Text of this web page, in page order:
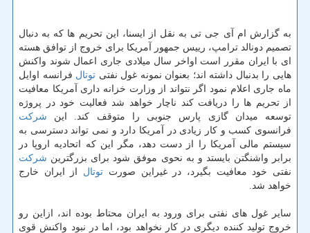
به گزارش ام آی جی تی به نقل از ایسنا، این تحریم ها كه به دنبال
تصمیم دونالد ترامپ، رییس جمهور آمریكا برای خروج از توافق هسته
ای با ایران مقرر است اواخر سال میلادی جاری اعمال شوند واكنش
هایی را بدنبال داشته اند؛ بعنوان نمونه غول نفتی توتال فرانسه اوایل
ماه جاری اعلام نمود اگر نتواند از وزارت خزانه داری آمریكا معافیت
از تحریم ها را دریافت كند ناچار خواهد شد فعالیت خود در پروژه
توسعه میدان گازی پارس جنوبی را متوقف كند. این شركت
فرانسوی كسب و كار زیادی در آمریكا دارد و نمی تواند دسترسی به
سیستم مالی آمریكا را از دست دهد، مگر این كه اتحادیه اروپا در
برابر واشنگتن بایستد و به نحوی موفق شود برای بزرگترین شركت
نفتی خود معافیت بگیرد، در غیراین صورت توتال از ایران خارج
خواهد شد.
سایر غول های نفتی برای ورود به ایران محتاط بوده اند، ازاین رو
خروج تولید كننده دیگری در كار نخواهد بود، اما در نبود واكنش قوی